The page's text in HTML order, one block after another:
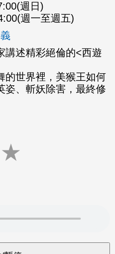
週日)
週一至週五)
講述精彩絕倫的<西遊
的世界裡，美猴王如何
姿、斬妖除害，最終修
★